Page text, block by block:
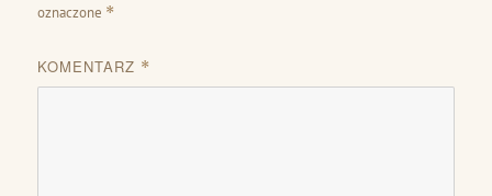
oznaczone *
KOMENTARZ *